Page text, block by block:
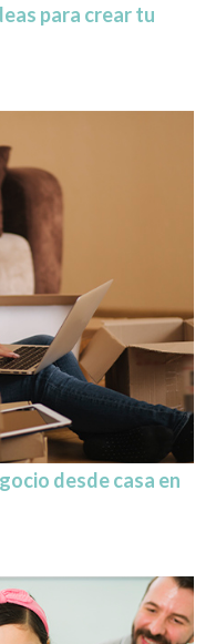
para crear tu
desde casa en